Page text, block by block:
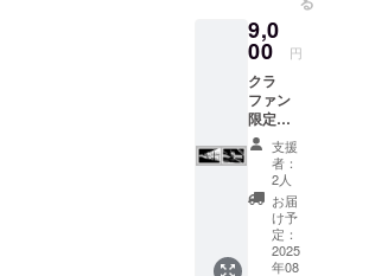
ザラ
シ・ト
ラ・キ
リン・
ワオキ
ツネザ
ル）8枚
・10 ×
14.8 cm
・半光
沢の写
真用紙
・送料
9,0
00 円
クラ
ファン
限定・
出展作
品のサ
イン入
りポス
トカー
ド（出
展作品
と作品
支援
者：
2人
お届
け予
定：
2025
年08